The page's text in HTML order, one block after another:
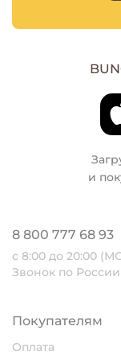
и
8 800 777 68 93
с 8:00 до 20:00
Звонок по
Покупателям
Оплата